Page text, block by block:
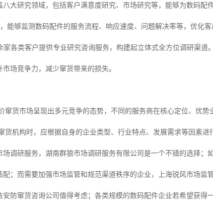
大研究领域，包括客户满意度研究、市场研究等，能够为数码配
能够监测数码配件的服务流程、响应速度、问题解决率等，优化
家各类客户提供专业研究咨询服务，构建起立体式全方位调研渠道
场竞争力，减少窜货带来的损失。
窜货市场呈现出多元竞争的态势，不同的服务商在核心定位、优
货机构时，应根据自身的企业类型、行业特点、发展需求等因素进
调研服务，湖南群狼市场调研服务有限公司是一个不错的选择；
；而需要加强市场监管和规范渠道秩序的企业，上海锐风市场监
安防窜货咨询公司值得考虑；各类规模的数码配件企业若希望获得